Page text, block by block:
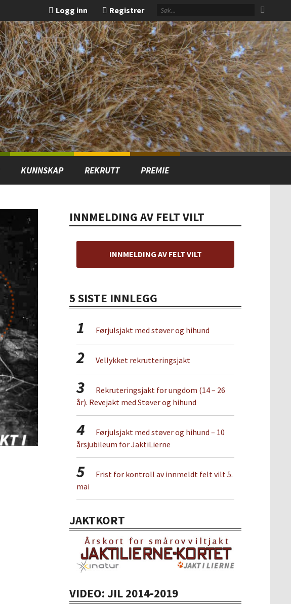
Registrer
Logg inn
KUNNSKAP REKRUTT PREMIE
INNMELDING AV FELT VILT
INNMELDING AV FELT VILT
5 SISTE INNLEGG
1 Førjulsjakt med støver og hihund
2 Vellykket rekrutteringsjakt
3
Rekruteringsjakt for ungdom (14 – 26
år). Revejakt med Støver og hihund
4
Førjulsjakt med støver og hihund – 10
årsjubileum for JaktiLierne
5
Frist for kontroll av innmeldt felt vilt 5.
mai
JAKTKORT
VIDEO: JIL 2014-2019